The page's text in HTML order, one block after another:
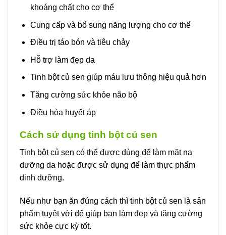
khoáng chất cho cơ thể
Cung cấp và bổ sung năng lượng cho cơ thể
Điều trị táo bón và tiêu chảy
Hỗ trợ làm đẹp da
Tinh bột củ sen giúp máu lưu thông hiệu quả hơn
Tăng cường sức khỏe não bộ
Điều hòa huyết áp
Cách sử dụng tinh bột củ sen
Tinh bột củ sen có thể được dùng để làm mặt nạ
dưỡng da hoặc được sử dụng để làm thực phẩm
dinh dưỡng.
Nếu như bạn ăn đúng cách thì tinh bột củ sen là sản
phẩm tuyệt vời để giúp bạn làm đẹp và tăng cường
sức khỏe cực kỳ tốt.